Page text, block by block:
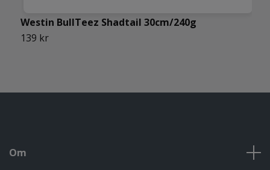
Westin BullTeez Shadtail 30cm/240g
139 kr
Om